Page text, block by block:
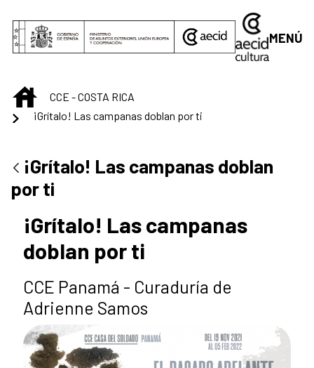
MENÚ
INICIO
CCE - COSTA RICA
¡Grítalo! Las campanas doblan por ti
¡Grítalo! Las campanas doblan
por ti
¡Grítalo! Las campanas
doblan por ti
CCE Panamá - Curaduría de
Adrienne Samos